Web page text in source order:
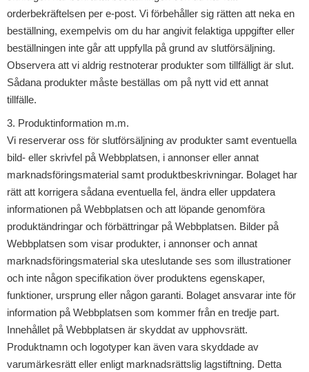
orderbekräftelsen per e-post. Vi förbehåller sig rätten att neka en
beställning, exempelvis om du har angivit felaktiga uppgifter eller
beställningen inte går att uppfylla på grund av slutförsäljning.
Observera att vi aldrig restnoterar produkter som tillfälligt är slut.
Sådana produkter måste beställas om på nytt vid ett annat
tillfälle.
3. Produktinformation m.m.
Vi reserverar oss för slutförsäljning av produkter samt eventuella
bild- eller skrivfel på Webbplatsen, i annonser eller annat
marknadsföringsmaterial samt produktbeskrivningar. Bolaget har
rätt att korrigera sådana eventuella fel, ändra eller uppdatera
informationen på Webbplatsen och att löpande genomföra
produktändringar och förbättringar på Webbplatsen. Bilder på
Webbplatsen som visar produkter, i annonser och annat
marknadsföringsmaterial ska uteslutande ses som illustrationer
och inte någon specifikation över produktens egenskaper,
funktioner, ursprung eller någon garanti. Bolaget ansvarar inte för
information på Webbplatsen som kommer från en tredje part.
Innehållet på Webbplatsen är skyddat av upphovsrätt.
Produktnamn och logotyper kan även vara skyddade av
varumärkesrätt eller enligt marknadsrättslig lagstiftning. Detta